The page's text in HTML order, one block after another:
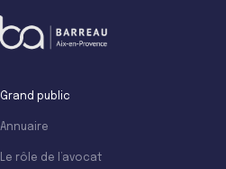
Grand public
Annuaire
Le rôle de l’avocat